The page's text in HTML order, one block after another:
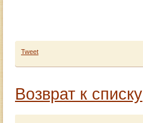
Tweet
Возврат к списку